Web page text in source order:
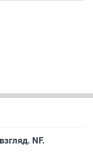
NF.